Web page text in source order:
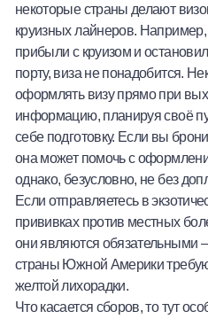
некоторые страны делают
круизных лайнеров.
прибыли с круизом и
порту, виза не понадобится.
оформлять визу прямо при
информацию, планируя своё
себе подготовку. Если вы
она может помочь с
однако, безусловно, не без
Если отправляетесь в
прививках против местных
они являются обязательными
страны Южной Америки
желтой лихорадки.
Что касается сборов, то тут